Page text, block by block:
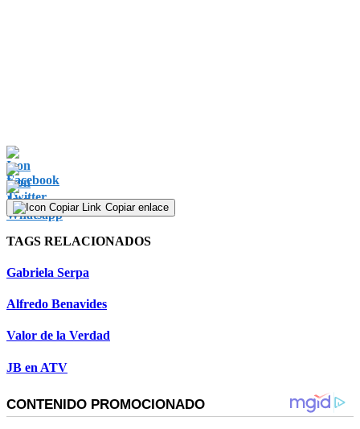
Copiar enlace
TAGS RELACIONADOS
Gabriela Serpa
Alfredo Benavides
Valor de la Verdad
JB en ATV